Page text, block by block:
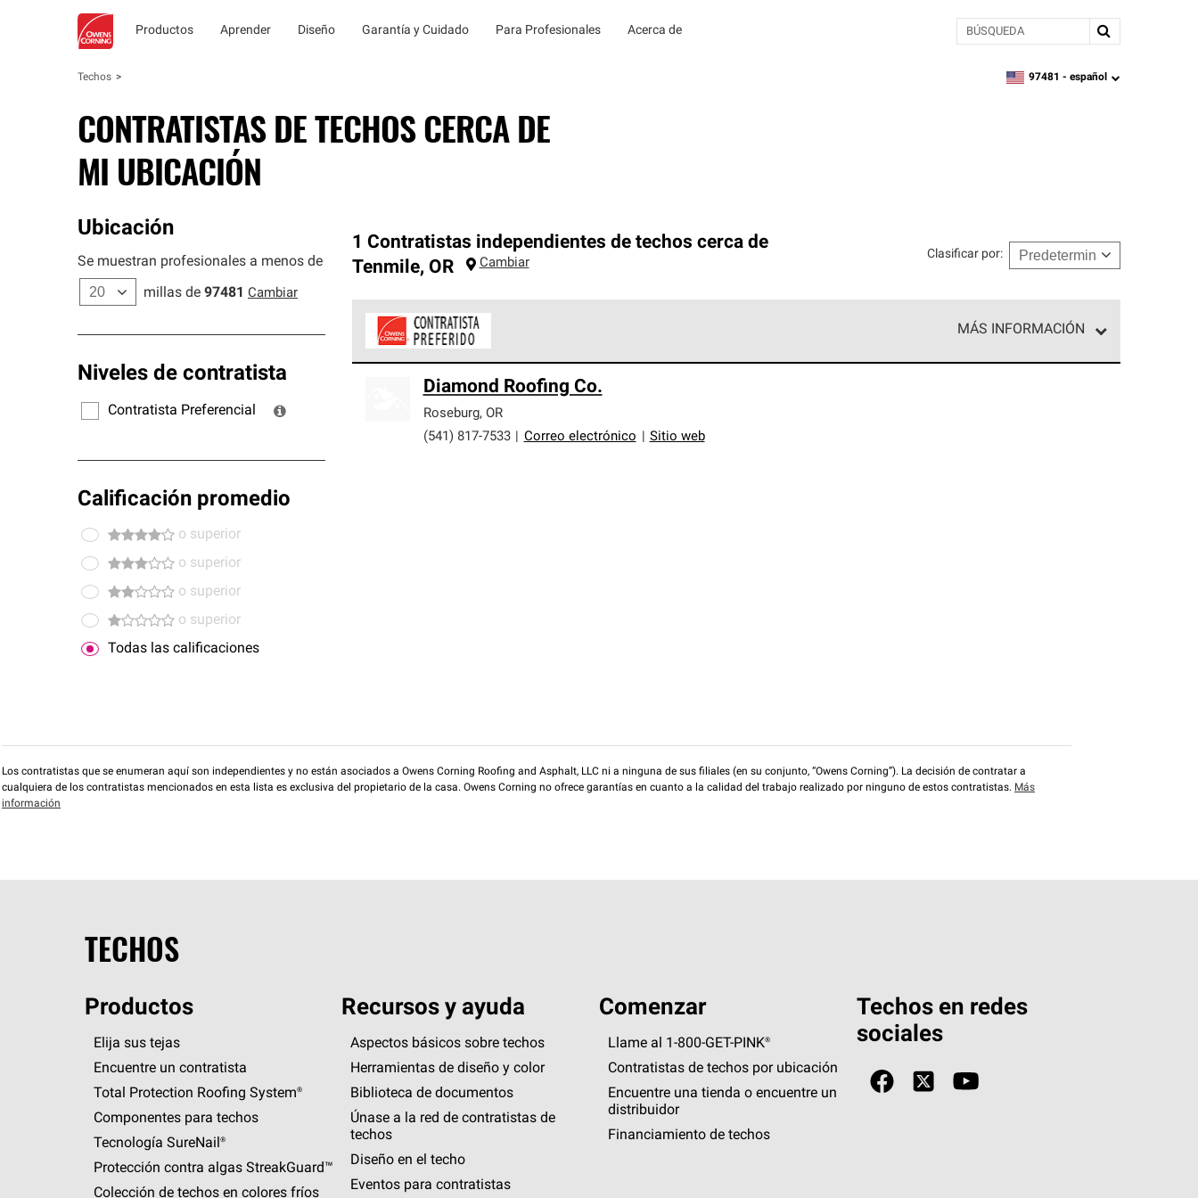
Productos Aprender Diseño Garantía y Cuidado Para Profesionales Acerca de BÚSQUEDA
Techos zipcode, language
97481 - español
CONTRATISTAS DE TECHOS CERCA DE
MI UBICACIÓN
Ubicación
Se muestran profesionales a menos de
millas de 97481 Cambiar
Niveles de contratista
Contratista Preferencial
Calificación promedio
o superior
o superior
o superior
o superior
Todas las calificaciones
1 Contratistas independientes de techos cerca de
Tenmile, OR Cambiar
Clasificar por:
MÁS INFORMACIÓN
cumplen con altos estándares y requisitos estrictos de profesionalismo y confiabilidad.
Diamond Roofing Co.
Roseburg, OR
(541) 817-7533
Correo electrónico Sitio web
Los contratistas que se enumeran aquí son independientes y no están asociados a Owens Corning Roofing and Asphalt, LLC ni a ninguna de sus filiales (en su conjunto, “Owens Corning”). La decisión de contratar a
cualquiera de los contratistas mencionados en esta lista es exclusiva del propietario de la casa. Owens Corning no ofrece garantías en cuanto a la calidad del trabajo realizado por ninguno de estos contratistas. Más
información
TECHOS
Productos
Elija sus tejas
Encuentre un contratista
Total Protection Roofing System®
Componentes para techos
Tecnología SureNail®
Protección contra algas StreakGuard™
Colección de techos en colores fríos
Recursos y ayuda
Aspectos básicos sobre techos
Herramientas de diseño y color
Biblioteca de documentos
Únase a la red de contratistas de
techos
Diseño en el techo
Eventos para contratistas
Comenzar
Llame al 1-800-GET -PINK®
Contratistas de techos por ubicación
Encuentre una tienda o encuentre un
distribuidor
Financiamiento de techos
Techos en redes
sociales